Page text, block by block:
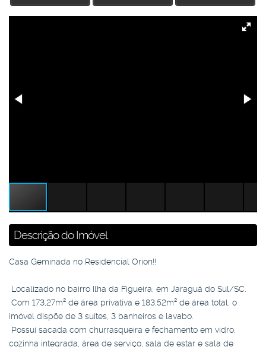
Descrição do Imóvel
Casa Geminada no Residencial Orion!!
Localizado no bairro Ilha da Figueira, em Jaraguá do Sul/SC.
Com 173,27m² de área privativa e 183,52m² de área total, o
imóvel dispõe de 3 suítes, 3 banheiros e lavabo.
Possui sacada com churrasqueira e fechamento em vidro,
cozinha integrada, área de serviço, sala de estar e sala de